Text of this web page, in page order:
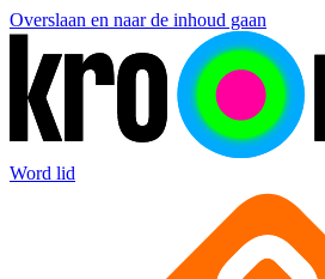
Overslaan en naar de inhoud gaan
Word lid